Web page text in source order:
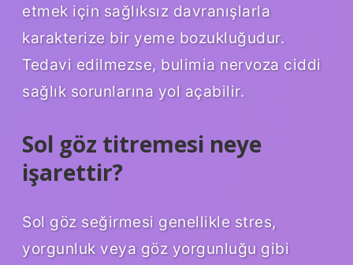
etmek için sağlıksız davranışlarla
karakterize bir yeme bozukluğudur.
Tedavi edilmezse, bulimia nervoza ciddi
sağlık sorunlarına yol açabilir.
Sol göz titremesi neye
işarettir?
Sol göz seğirmesi genellikle stres,
yorgunluk veya göz yorgunluğu gibi